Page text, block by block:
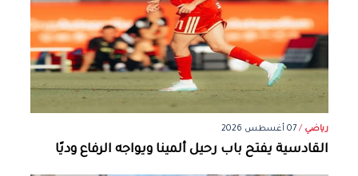
رياضي /07 أغسطس 2026
القادسية يفتح باب رحيل ألمينا ويواجه الرفاع وديًا